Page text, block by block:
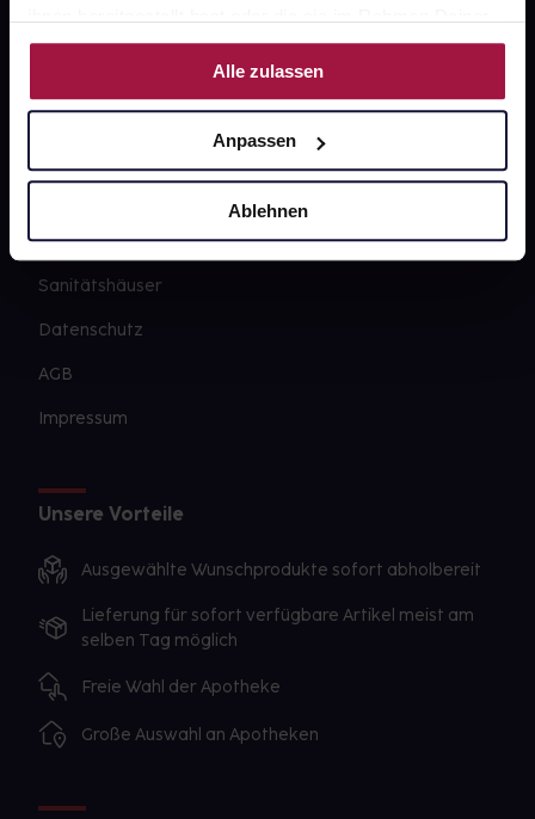
Nutzung der Dienste gesammelt haben.
Alle zulassen
Anpassen
Ablehnen
Über uns
Newsletter
Barrierefreiheitserklärung
gesund-versorger.de
Sanitätshäuser
Datenschutz
AGB
Impressum
Unsere Vorteile
Ausgewählte Wunschprodukte sofort abholbereit
Lieferung für sofort verfügbare Artikel meist am
selben Tag möglich
Freie Wahl der Apotheke
Große Auswahl an Apotheken